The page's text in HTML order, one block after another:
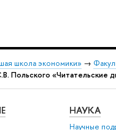
школа экономики» →
Польского «Читательские
НАУКА
Научные